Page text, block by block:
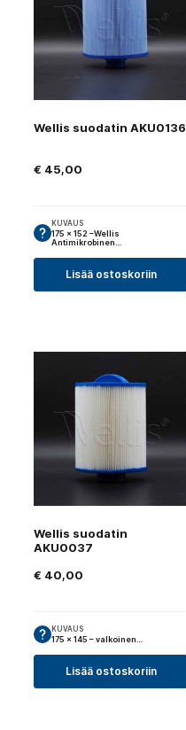
Wellis suodatin AKU0136
€ 45,00
KUVAUS
175 × 152 –Wellis
Antimikrobinen…
Lisää ostoskoriin
Wellis suodatin
AKU0037
€ 40,00
KUVAUS
175 x 145 – valkoinen…
Lisää ostoskoriin